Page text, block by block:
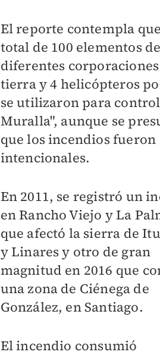
El reporte contempla
total de 100 elementos de
diferentes
tierra y 4 helicópteros
se utilizaron para
Muralla", aunque se
que los incendios fueron
intencionales.
En 2011, se registró un
en Rancho Viejo y La
que afectó la sierra de
y Linares y otro de gran
magnitud en 2016 que
una zona de Ciénega de
González, en Santiago.
El incendio consumió